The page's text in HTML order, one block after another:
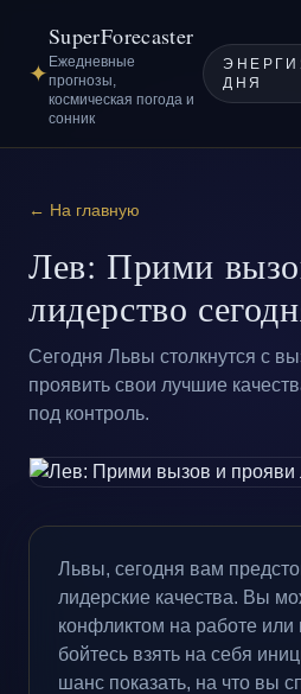
✦
SuperForecaster
Ежедневные
прогнозы,
космическая погода и
сонник
ДНЯ
← На главную
Лев: Прими
лидерство
Сегодня Львы столкнутся с
проявить свои лучшие
под контроль.
Львы, сегодня вам
лидерские качества. Вы
конфликтом на работе
бойтесь взять на себя
шанс показать, на что вы